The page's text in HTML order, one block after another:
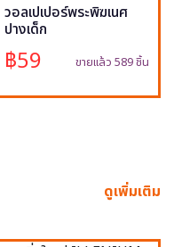
วอลเปเปอร์พระพิฆเนศ
ปางเด็ก
฿59 ขายแล้ว 589 ชิ้น
ดูเพิ่มเติม